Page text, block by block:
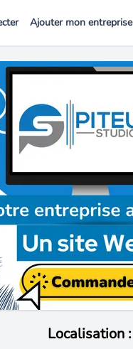
Ajouter mon entreprise
Localisation :